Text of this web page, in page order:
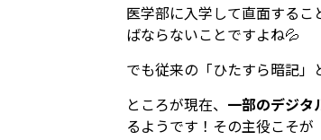
医学部に入学して直面する
ばならないことですよね💦
でも従来の「ひたすら暗記
ところが現在、 一部のデジタ
るようです！その主役こそが